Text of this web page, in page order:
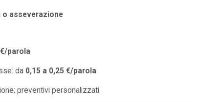
asseverazione
parola
da 0,15 a 0,25 €/parola
preventivi personalizzati